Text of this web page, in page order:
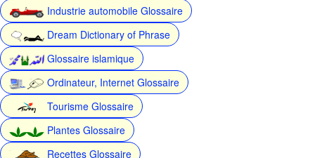
Industrie automobile Glossaire
Dream Dictionary of Phrase
Glossaire islamique
Ordinateur, Internet Glossaire
Tourisme Glossaire
Plantes Glossaire
Recettes Glossaire